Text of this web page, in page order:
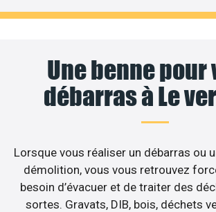
Une benne pour
débarras à Le
Lorsque vous réaliser un débarras ou
démolition, vous vous retrouvez
besoin d’évacuer et de traiter des
sortes. Gravats, DIB, bois, déchets